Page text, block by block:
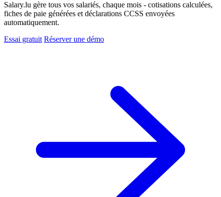
Salary.lu gère tous vos salariés, chaque mois - cotisations calculées,
fiches de paie générées et déclarations CCSS envoyées
automatiquement.
Essai gratuit Réserver une démo